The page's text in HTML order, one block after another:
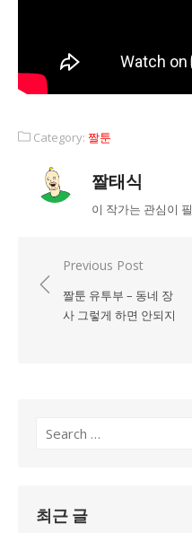
Category: 짤툰
짤태식
이 작가는 관심이
글
Previous Post
짤툰 유투부 – 동네 장
사 그렇게 하면 안되지
Search
최근 글